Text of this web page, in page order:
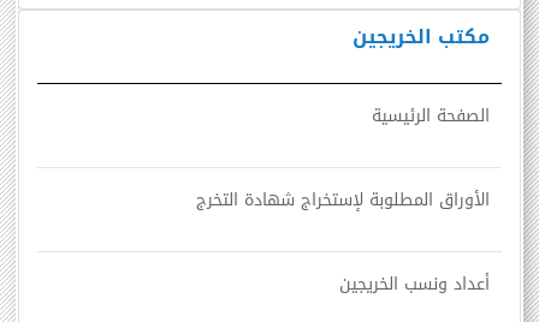
مكتب الخريجين
الصفحة الرئيسية
الأوراق المطلوبة لإستخراج شهادة التخرج
أعداد ونسب الخريجين